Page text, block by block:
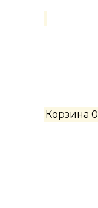
Корзина 0